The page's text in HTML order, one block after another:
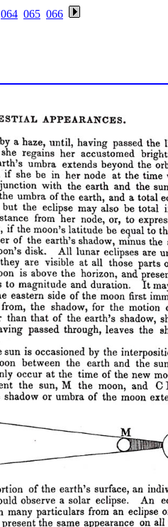
064 065 066